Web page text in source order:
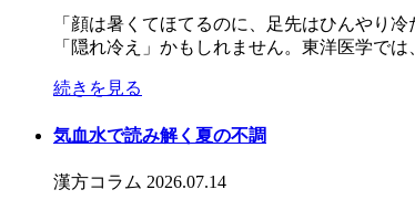
「顔は暑くてほてるのに、足先はひんやり
「隠れ冷え」かもしれません。東洋医学では
続きを見る
気血水で読み解く夏の不調
漢方コラム 2026.07.14